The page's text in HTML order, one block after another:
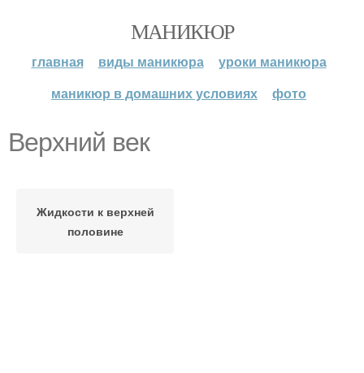
МАНИКЮР
главная виды маникюра
уроки маникюра
маникюр в домашних условиях
фото
Верхний век
Жидкости к верхней
половине